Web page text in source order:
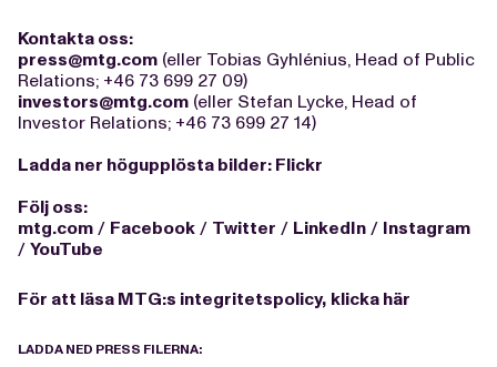
Kontakta oss:
press@mtg.com (eller Tobias Gyhlénius, Head of Public
Relations; +46 73 699 27 09)
investors@mtg.com (eller Stefan Lycke, Head of
Investor Relations; +46 73 699 27 14)
Ladda ner högupplösta bilder: Flickr
Följ oss:
mtg.com / Facebook / Twitter / LinkedIn / Instagram
/ YouTube
För att läsa MTG:s integritetspolicy, klicka här
LADDA NED PRESS FILERNA: